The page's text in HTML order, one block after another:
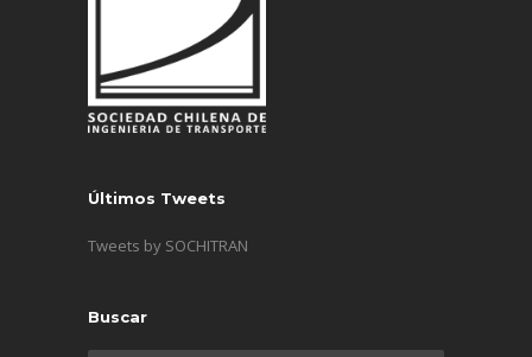
Últimos Tweets
Tweets by SOCHITRAN
Buscar